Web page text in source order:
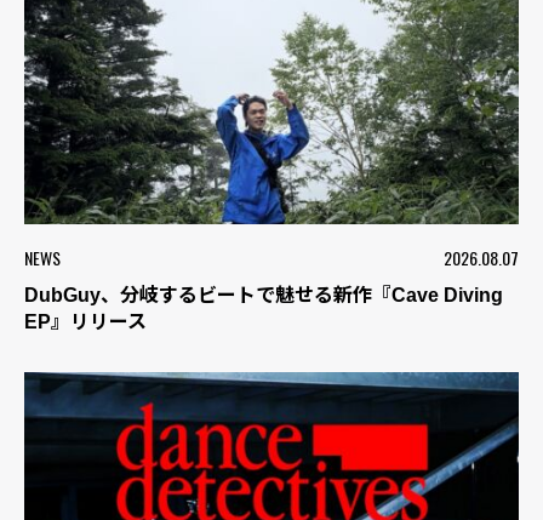
NEWS 2026.08.07
DubGuy、分岐するビートで魅せる新作『Cave Diving
EP』リリース